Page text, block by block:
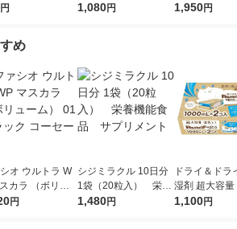
鉛（30日分） 1
円
1個（200粒） 大塚製
1,080円
ム・亜鉛（30
1,950円
め
オ ウルトラ W
カラ （ボリュ
01 ブラック コ
円
シジミラクル 10日分
1袋（20粒入） 栄養
機能食品 サプリメン
1,480円
ドライ＆ドラ
湿剤 超大容量
り NECO ね
1,100円